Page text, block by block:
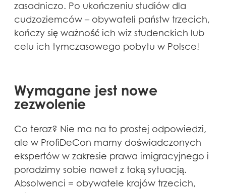
zasadniczo. Po ukończeniu studiów dla
cudzoziemców – obywateli państw trzecich,
kończy się ważność ich wiz studenckich lub
celu ich tymczasowego pobytu w Polsce!
Wymagane jest nowe
zezwolenie
Co teraz? Nie ma na to prostej odpowiedzi,
ale w ProfiDeCon mamy doświadczonych
ekspertów w zakresie prawa imigracyjnego i
poradzimy sobie nawet z taką sytuacją.
Absolwenci = obywatele krajów trzecich,